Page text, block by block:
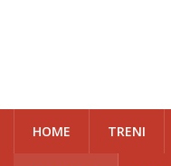
HOME TRENI